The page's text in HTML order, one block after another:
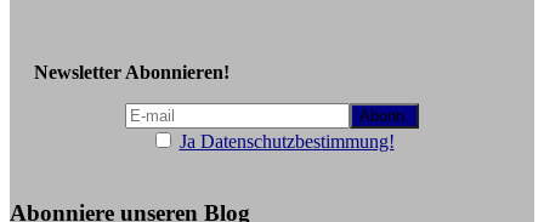
Newsletter Abonnieren!
Ja Datenschutzbestimmung!
Abonniere unseren Blog